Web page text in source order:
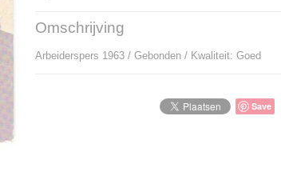
Productcode
Bruto gewicht
Omschrijving
Arbeiderspers 1963 / Gebonden / Kwaliteit: Goed
Save